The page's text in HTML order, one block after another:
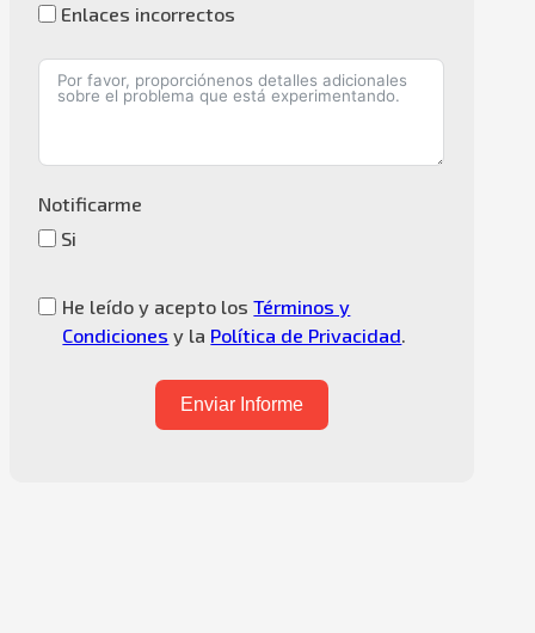
Enlaces incorrectos
Notificarme
Si
He leído y acepto losTérminos y
Condiciones y la Política de Privacidad
Enviar Informe